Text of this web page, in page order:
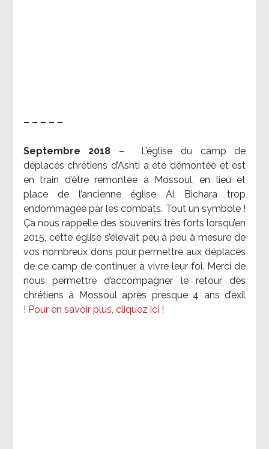
– – – – –
Septembre 2018 –
L’église du camp de
déplacés chrétiens d’Ashti a été démontée et est
en train d’être remontée à Mossoul, en lieu et
place de l’ancienne église Al Bichara trop
endommagée par les combats. Tout un symbole !
Ça nous rappelle des souvenirs très forts lorsqu’en
2015, cette église s’élevait peu à peu à mesure de
vos nombreux dons pour permettre aux déplacés
de ce camp de continuer à vivre leur foi. Merci de
nous permettre d’accompagner le retour des
chrétiens à Mossoul après presque 4 ans d’exil
! Pour en savoir plus, cliquez ici !